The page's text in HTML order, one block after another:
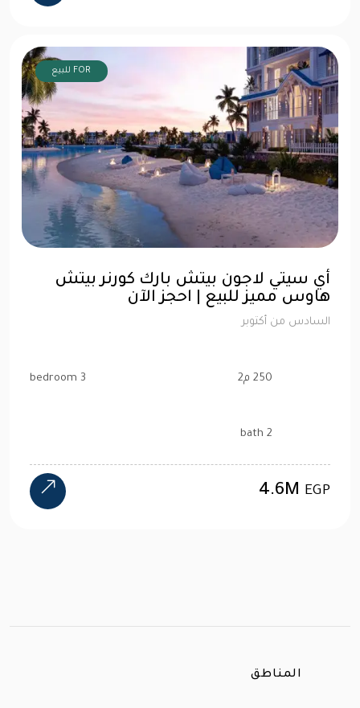
FOR للبيع
أي سيتي لاجون بيتش بارك كورنر بيتش
هاوس مميز للبيع | احجز الآن
السادس من أكتوبر
250 م2 3 bedroom
2 bath
4.6M EGP
المناطق